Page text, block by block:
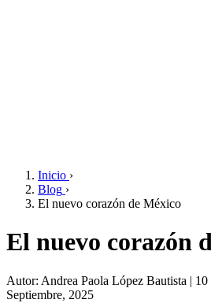
Inicio ›
Blog ›
El nuevo corazón de México
El nuevo corazón
Autor: Andrea Paola López Bautista |
Septiembre, 2025